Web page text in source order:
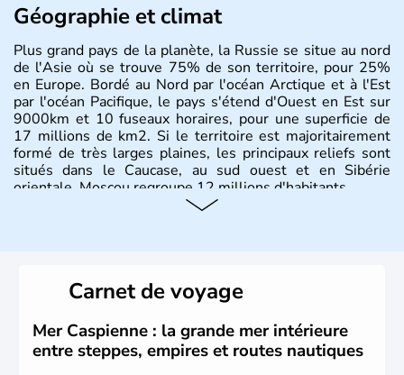
Géographie et climat
Plus grand pays de la planète, la Russie se situe au nord
de l'Asie où se trouve 75% de son territoire, pour 25%
en Europe. Bordé au Nord par l'océan Arctique et à l'Est
par l'océan Pacifique, le pays s'étend d'Ouest en Est sur
9000km et 10 fuseaux horaires, pour une superficie de
17 millions de km2. Si le territoire est majoritairement
formé de très larges plaines, les principaux reliefs sont
situés dans le Caucase, au sud ouest et en Sibérie
orientale. Moscou regroupe 12 millions d'habitants.
Carnet de voyage
Mer Caspienne : la grande mer intérieure
entre steppes, empires et routes nautiques